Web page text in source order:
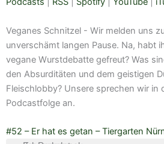
RSS FEED
Veganes Schnitzel - Wir melden uns
unverschämt langen Pause. Na, habt
vegane Wurstdebatte gefreut? Was
den Absurditäten und dem geistigen
Fleischlobby? Unsere sprechen wir in
Podcastfolge an.
#52 – Er hat es getan – Tiergarten